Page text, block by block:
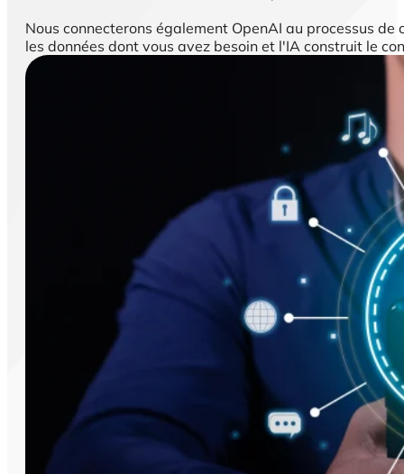
Notre objectif est de continuer à développer des
source de données de manière à ce que les données
Nous connecterons également OpenAI au processus
les données dont vous avez besoin et l'IA construit le